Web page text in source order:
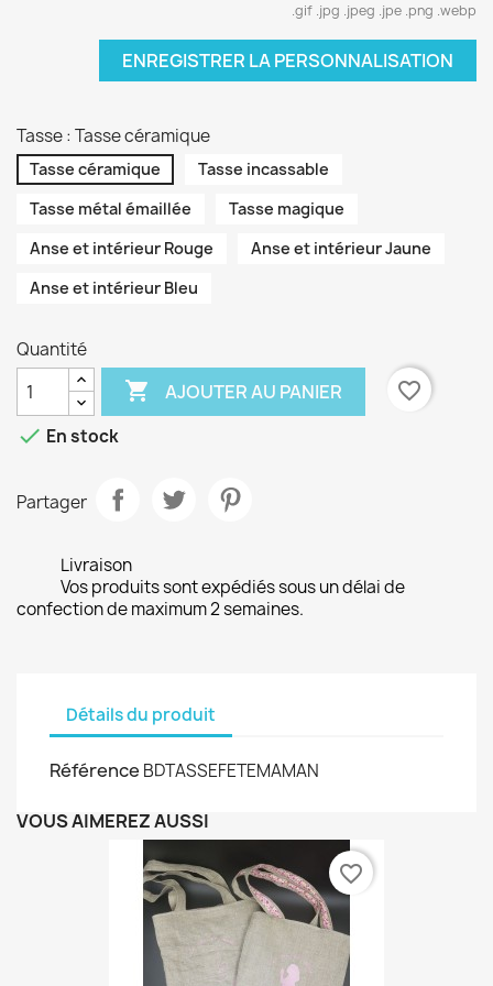
.gif .jpg .jpeg .jpe .png .webp
ENREGISTRER LA PERSONNALISATION
Tasse : Tasse céramique
Tasse céramique
Tasse incassable
Tasse métal émaillée
Tasse magique
Anse et intérieur Rouge
Anse et intérieur Jaune
Anse et intérieur Bleu
Quantité
 AJOUTER AU PANIER
favorite_border
 En stock
Partager
Livraison
Vos produits sont expédiés sous un délai de
confection de maximum 2 semaines.
Détails du produit
Référence BDTASSEFETEMAMAN
VOUS AIMEREZ AUSSI
favorite_border